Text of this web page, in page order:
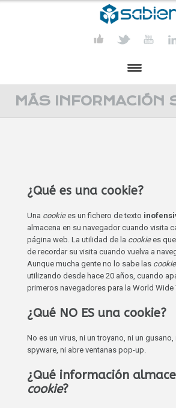
PRESENTACIÓN
CONTACTA
MÁS INFORMACIÓN
¿Qué es una cookie?
Una cookiees un fichero de texto
almacena en su navegador cuando visita
página web. La utilidad de la cookiees
de recordar su visita cuando vuelva a
Aunque mucha gente no lo sabe las
utilizando desde hace 20 años, cuando
primeros navegadores para la World Wide
¿Qué NO ES una cookie?
No es un virus, ni un troyano, ni un gusano,
spyware, ni abre ventanas pop-up.
¿Qué información
cookie?